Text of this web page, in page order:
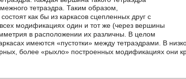
тетраэдра. Таким образом,
как бы из каркасов сцепленных друг с
модификациях один и тот же (через вершины
в расположении их различны. В целом
имеются «пустотки» между тетраэдрами. В
более «рыхло» построенных модификациях они